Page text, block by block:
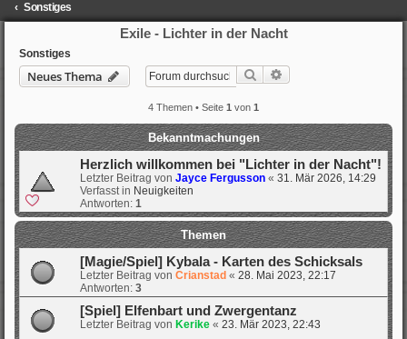
Sonstiges
Exile - Lichter in der Nacht
Sonstiges
Neues Thema Suche
4 Themen • Seite 1 von 1
Bekanntmachungen
Herzlich willkommen bei "Lichter in der Nacht"!
Letzter Beitrag von Jayce Fergusson « 31. Mär 2026, 14:29
Verfasst in Neuigkeiten
Antworten: 1
Themen
[Magie/Spiel] Kybala - Karten des Schicksals
Letzter Beitrag von Crianstad « 28. Mai 2023, 22:17
Antworten: 3
[Spiel] Elfenbart und Zwergentanz
Letzter Beitrag von Kerike « 23. Mär 2023, 22:43